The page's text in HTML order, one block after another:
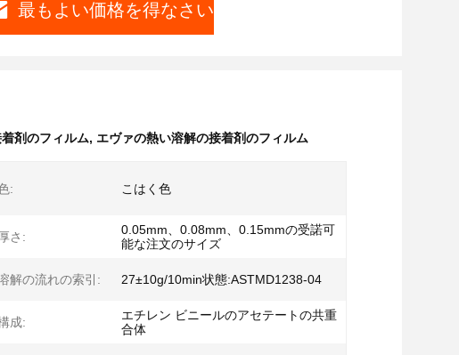
最もよい価格を得なさい
剤のフィルム, エヴァの熱い溶解の接着剤のフィルム
: こはく色
厚さ:
0.05mm、0.08mm、0.15mmの受諾可
能な注文のサイズ
解の流れの索引: 27±10g/10min状態:ASTMD1238-04
成:
エチレン ビニールのアセテートの共重
合体